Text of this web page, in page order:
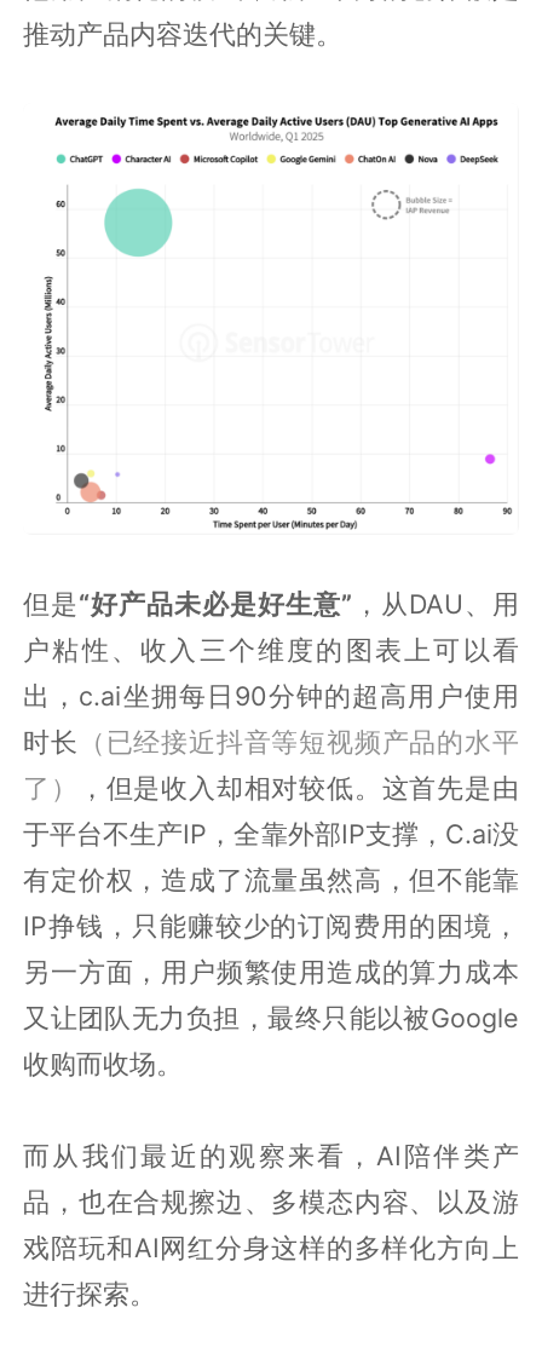
推动产品内容迭代的关键。
但是“好产品未必是好生意” ，从DAU、用
户粘性、收入三个维度的图表上可以看
出，c.ai坐拥每日90分钟的超高用户使用
时长
（已经接近抖音等短视频产品的水平
了）
，但是收入却相对较低。这首先是由
于平台不生产IP，全靠外部IP支撑，C.ai没
有定价权，造成了流量虽然高，但不能靠
IP挣钱，只能赚较少的订阅费用的困境，
另一方面，用户频繁使用造成的算力成本
又让团队无力负担，最终只能以被Google
收购而收场。
而从我们最近的观察来看，AI陪伴类产
品，也在合规擦边、多模态内容、以及游
戏陪玩和AI网红分身这样的多样化方向上
进行探索。